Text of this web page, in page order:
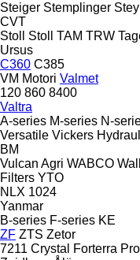
Steiger Stemplinger
CVT
Stoll
Stoll TAM TRW
Ursus
C360 C385
VM Motori Valmet
120 860 8400
Valtra
A-series M-series N-
Versatile Vickers
BM
Vulcan Agri WABCO
Filters YTO
NLX 1024
Yanmar
B-series F-series KE
ZF ZTS Zetor
7211 Crystal Forterra